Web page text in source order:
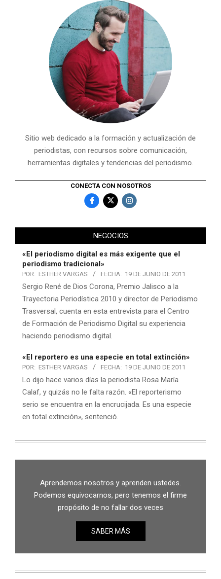
Sitio web dedicado a la formación y actualización de
periodistas, con recursos sobre comunicación,
herramientas digitales y tendencias del periodismo.
CONECTA CON NOSOTROS
NEGOCIOS
«El periodismo digital es más exigente que el
periodismo tradicional»
POR: ESTHER VARGAS FECHA: 19 DE JUNIO DE 2011
Sergio René de Dios Corona, Premio Jalisco a la
Trayectoria Periodística 2010 y director de Periodismo
Trasversal, cuenta en esta entrevista para el Centro
de Formación de Periodismo Digital su experiencia
haciendo periodismo digital.
«El reportero es una especie en total extinción»
POR: ESTHER VARGAS FECHA: 19 DE JUNIO DE 2011
Lo dijo hace varios días la periodista Rosa María
Calaf, y quizás no le falta razón. «El reporterismo
serio se encuentra en la encrucijada. Es una especie
en total extinción», sentenció.
Aprendemos nosotros y aprenden ustedes.
Podemos equivocarnos, pero tenemos el firme
propósito de no fallar dos veces
SABER MÁS